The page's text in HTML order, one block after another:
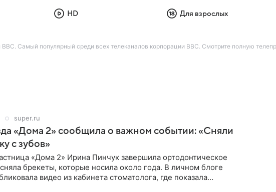
HD Для взрослых
Самый популярный среди всех телеканалов корпорации BBC. Смотрите полную
super.ru
«Дома 2» сообщила о важном событии: «Сняли
с зубов»
«Дома 2» Ирина Пинчук завершила ортодонтическое
брекеты, которые носила около года. В личном блоге
видео из кабинета стоматолога, где показала